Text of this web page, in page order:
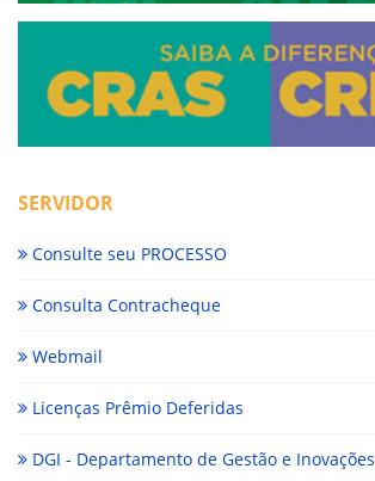
SERVIDOR
Consulte seu PROCESSO
Consulta Contracheque
Webmail
Licenças Prêmio Deferidas
DGI - Departamento de Gestão e Inovações